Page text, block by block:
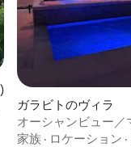
件、5つ星中4.92つ星
ガラビトのヴィラ
オーシャンビュー
ラグジュアリーヴィ
家族 · ロケーション ·